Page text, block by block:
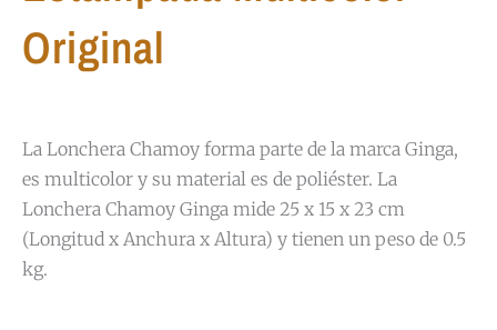
Original
La Lonchera Chamoy forma parte de la marca Ginga,
es multicolor y su material es de poliéster. La
Lonchera Chamoy Ginga mide 25 x 15 x 23 cm
(Longitud x Anchura x Altura) y tienen un peso de 0.5
kg.